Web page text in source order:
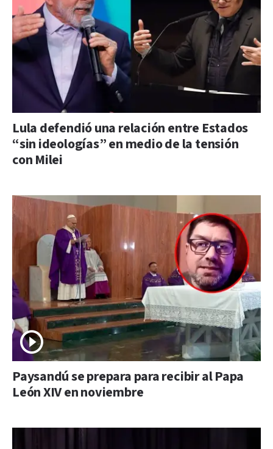
Lula defendió una relación entre Estados
“sin ideologías” en medio de la tensión
con Milei
Paysandú se prepara para recibir al Papa
León XIV en noviembre